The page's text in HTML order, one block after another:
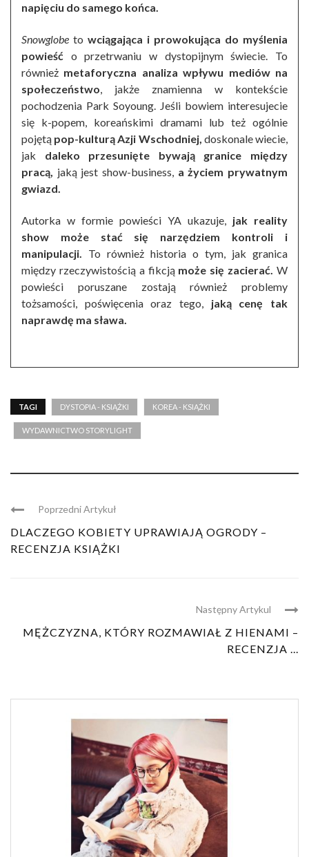
napięciu do samego końca.
Snowglobe to wciągająca i prowokująca do myślenia
powieść o przetrwaniu w dystopijnym świecie. To
również metaforyczna analiza wpływu mediów na
społeczeństwo, jakże znamienna w kontekście
pochodzenia Park Soyoung. Jeśli bowiem interesujecie
się k-popem, koreańskimi dramami lub też ogólnie
pojętą pop-kulturą Azji Wschodniej, doskonale wiecie,
jak daleko przesunięte bywają granice między
pracą, jaką jest show-business, a życiem prywatnym
gwiazd.
Autorka w formie powieści YA ukazuje, jak reality
show może stać się narzędziem kontroli i
manipulacji. To również historia o tym, jak granica
między rzeczywistością a fikcją może się zacierać. W
powieści poruszane zostają również problemy
tożsamości, poświęcenia oraz tego, jaką cenę tak
naprawdę ma sława.
TAGI DYSTOPIA - KSIĄŻKI KOREA - KSIĄŻKI
WYDAWNICTWO STORYLIGHT
Poprzedni Artykuł
DLACZEGO KOBIETY UPRAWIAJĄ OGRODY –
RECENZJA KSIĄŻKI
Następny Artykul
MĘŻCZYZNA, KTÓRY ROZMAWIAŁ Z HIENAMI –
RECENZJA ...